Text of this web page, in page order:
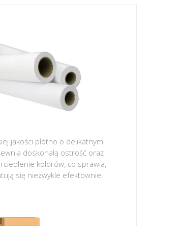
jakości płótno o delikatnym
doskonałą ostrość oraz
kolorów, co sprawia,
się niezwykle efektownie.